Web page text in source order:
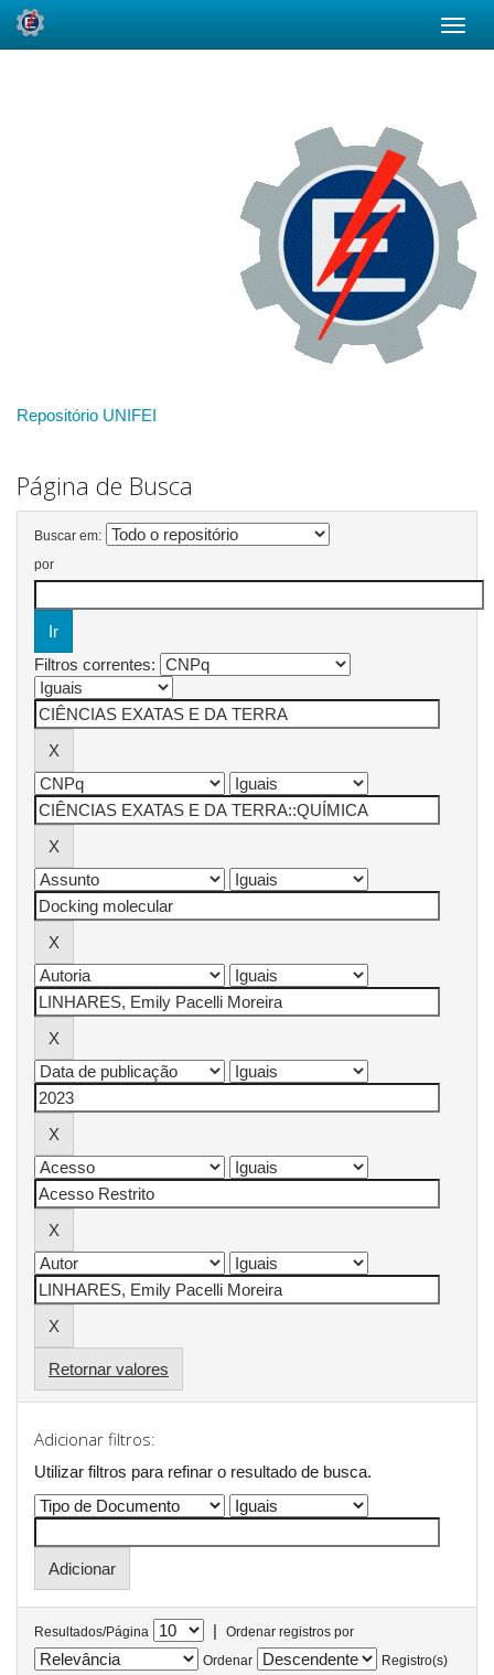
Repositório UNIFEI
Página de Busca
Buscar em:
por
Filtros correntes:
Retornar valores
Adicionar filtros:
Utilizar filtros para refinar o resultado de busca.
Resultados/Página |
Ordenar registros por
Ordenar
Registro(s)